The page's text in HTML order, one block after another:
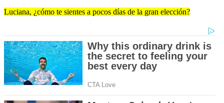
Luciana, ¿cómo te sientes a pocos días de la gran elección?